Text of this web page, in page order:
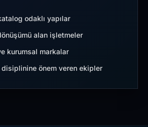
odaklı yapılar
alan işletmeler
kurumsal markalar
disiplinine önem veren ekipler